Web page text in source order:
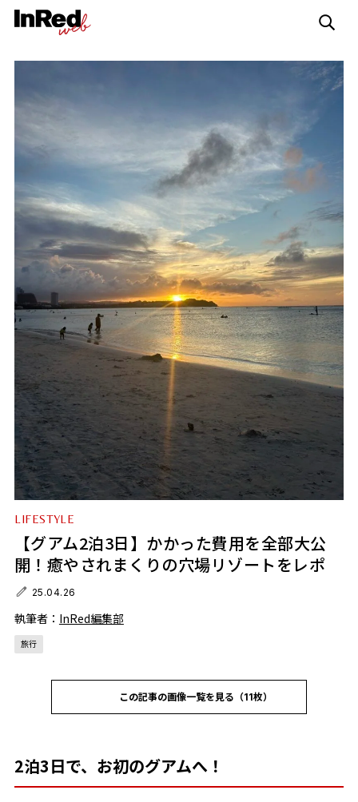
LIFESTYLE
【グアム2泊3日】かかった費用を全部大公
開！癒やされまくりの穴場リゾートをレポ
25.04.26
執筆者： InRed編集部
旅行
この記事の画像一覧を見る（11枚）
2泊3日で、お初のグアムへ！